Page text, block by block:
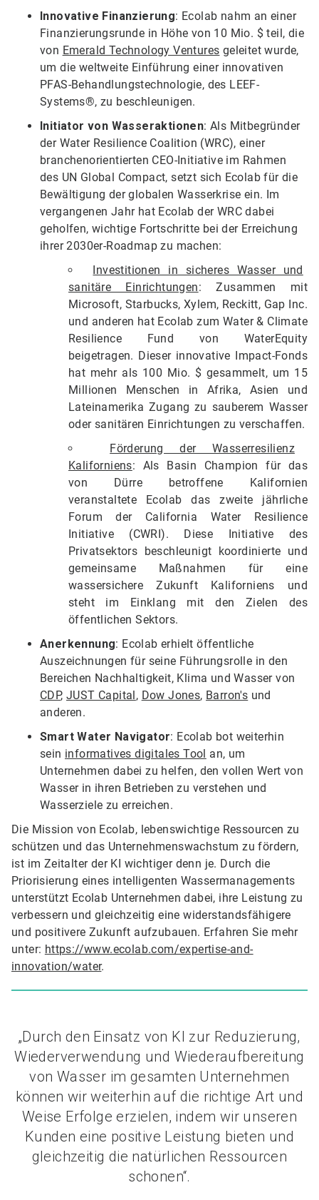
Innovative Finanzierung: Ecolab nahm an einer
Finanzierungsrunde in Höhe von 10 Mio. $ teil, die
von Emerald Technology Ventures geleitet wurde,
um die weltweite Einführung einer innovativen
PFAS-Behandlungstechnologie, des LEEF-
Systems®, zu beschleunigen.
Initiator von Wasseraktionen: Als Mitbegründer
der Water Resilience Coalition (WRC), einer
branchenorientierten CEO-Initiative im Rahmen
des UN Global Compact, setzt sich Ecolab für die
Bewältigung der globalen Wasserkrise ein. Im
vergangenen Jahr hat Ecolab der WRC dabei
geholfen, wichtige Fortschritte bei der Erreichung
ihrer 2030er-Roadmap zu machen:
Investitionen in sicheres Wasser und
sanitäre Einrichtungen: Zusammen mit
Microsoft, Starbucks, Xylem, Reckitt, Gap Inc.
und anderen hat Ecolab zum Water & Climate
Resilience Fund von WaterEquity
beigetragen. Dieser innovative Impact-Fonds
hat mehr als 100 Mio. $ gesammelt, um 15
Millionen Menschen in Afrika, Asien und
Lateinamerika Zugang zu sauberem Wasser
oder sanitären Einrichtungen zu verschaffen.
Förderung der Wasserresilienz
Kaliforniens: Als Basin Champion für das
von Dürre betroffene Kalifornien
veranstaltete Ecolab das zweite jährliche
Forum der California Water Resilience
Initiative (CWRI). Diese Initiative des
Privatsektors beschleunigt koordinierte und
gemeinsame Maßnahmen für eine
wassersichere Zukunft Kaliforniens und
steht im Einklang mit den Zielen des
öffentlichen Sektors.
Anerkennung: Ecolab erhielt öffentliche
Auszeichnungen für seine Führungsrolle in den
Bereichen Nachhaltigkeit, Klima und Wasser von
CDP,JUST Capital , Dow Jones, Barron's und
anderen.
Smart Water Navigator: Ecolab bot weiterhin
sein informatives digitales Tool an, um
Unternehmen dabei zu helfen, den vollen Wert von
Wasser in ihren Betrieben zu verstehen und
Wasserziele zu erreichen.
Die Mission von Ecolab, lebenswichtige Ressourcen zu
schützen und das Unternehmenswachstum zu fördern,
ist im Zeitalter der KI wichtiger denn je. Durch die
Priorisierung eines intelligenten Wassermanagements
unterstützt Ecolab Unternehmen dabei, ihre Leistung zu
verbessern und gleichzeitig eine widerstandsfähigere
und positivere Zukunft aufzubauen. Erfahren Sie mehr
unter: https://www.ecolab.com/expertise-and-
innovation/water.
„Durch den Einsatz von KI zur Reduzierung,
Wiederverwendung und Wiederaufbereitung
von Wasser im gesamten Unternehmen
können wir weiterhin auf die richtige Art und
Weise Erfolge erzielen, indem wir unseren
Kunden eine positive Leistung bieten und
gleichzeitig die natürlichen Ressourcen
schonen“.